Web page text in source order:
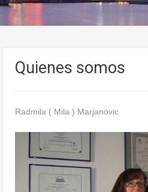
Quienes somos
Radmila ( Mila ) Marjanovic